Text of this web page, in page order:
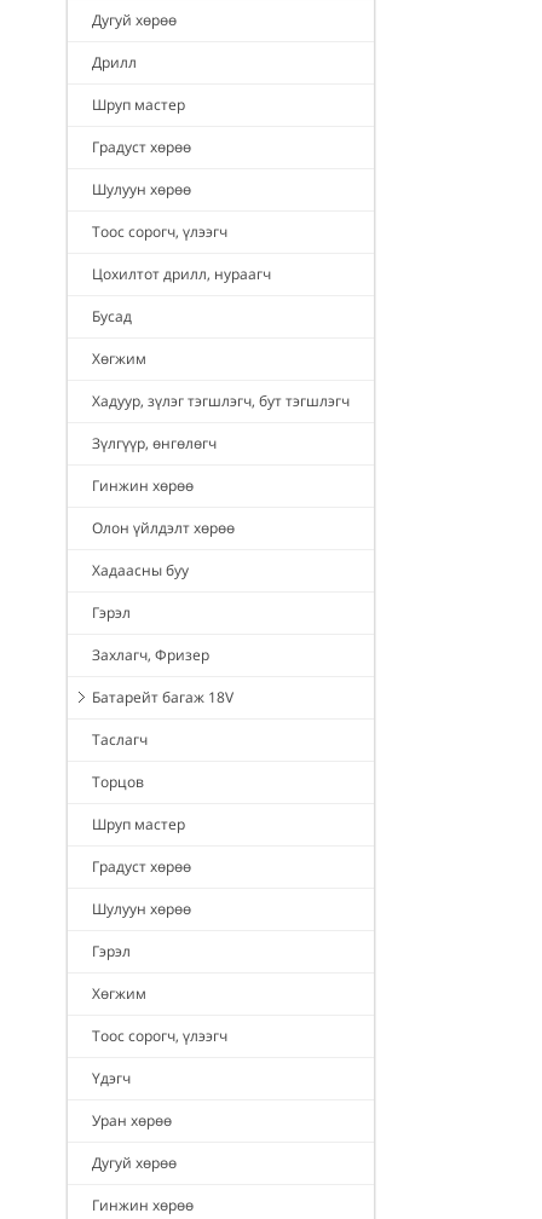
Дугуй хөрөө
Дрилл
Шруп мастер
Градуст хөрөө
Шулуун хөрөө
Тоос сорогч, үлээгч
Цохилтот дрилл, нураагч
Бусад
Хөгжим
Хадуур, зүлэг тэгшлэгч, бут тэгшлэгч
Зүлгүүр, өнгөлөгч
Гинжин хөрөө
Олон үйлдэлт хөрөө
Хадаасны буу
Гэрэл
Захлагч, Фризер
Батарейт багаж 18V
Таслагч
Торцов
Шруп мастер
Градуст хөрөө
Шулуун хөрөө
Гэрэл
Хөгжим
Тоос сорогч, үлээгч
Үдэгч
Уран хөрөө
Дугуй хөрөө
Гинжин хөрөө